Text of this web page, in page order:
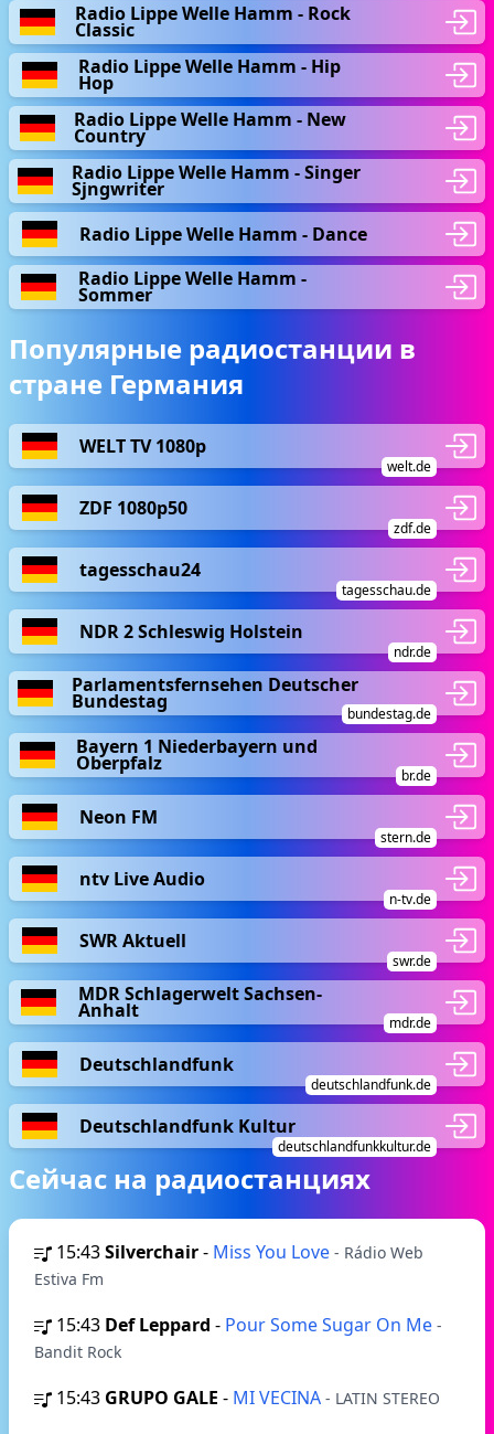
Radio Lippe Welle Hamm - Rock
Classic
Radio Lippe Welle Hamm - Hip
Hop
Radio Lippe Welle Hamm - New
Country
Radio Lippe Welle Hamm - Singer
Sjngwriter
Radio Lippe Welle Hamm - Dance
Radio Lippe Welle Hamm -
Sommer
Популярные радиостанции в
стране Германия
WELT TV 1080p
welt.de
ZDF 1080p50
zdf.de
tagesschau24
tagesschau.de
NDR 2 Schleswig Holstein
ndr.de
Parlamentsfernsehen Deutscher
Bundestag
bundestag.de
Bayern 1 Niederbayern und
Oberpfalz
br.de
Neon FM
stern.de
ntv Live Audio
n-tv.de
SWR Aktuell
swr.de
MDR Schlagerwelt Sachsen-
Anhalt
mdr.de
Deutschlandfunk
deutschlandfunk.de
Deutschlandfunk Kultur
deutschlandfunkkultur.de
Сейчас на радиостанциях
15:43Silverchair- Miss You Love - Rádio Web
Estiva Fm
15:43 Def Leppard - Pour Some Sugar On Me -
Bandit Rock
15:43 GRUPO GALE - MI VECINA - LATIN STEREO